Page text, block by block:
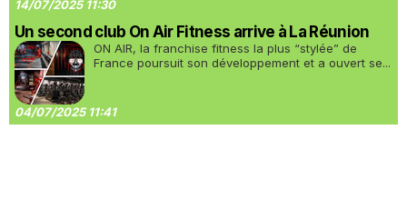
14/07/2025 11:30
Un second club On Air Fitness arrive à La Réunion
ON AIR, la franchise fitness la plus “stylée” de
France poursuit son développement et a ouvert se...
04/07/2025 11:41